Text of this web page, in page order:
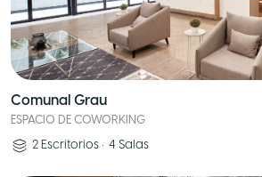
Comunal Grau
ESPACIO DE COWORKING
2 Escritorios • 4 Salas